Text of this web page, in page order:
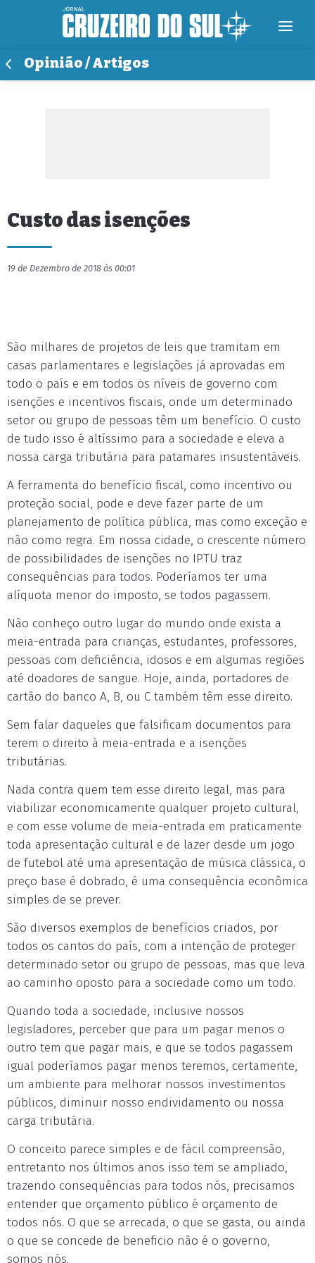
Opinião / Artigos
Custo das isenções
19 de Dezembro de 2018 às 00:01
São milhares de projetos de leis que tramitam em
casas parlamentares e legislações já aprovadas em
todo o país e em todos os níveis de governo com
isenções e incentivos fiscais, onde um determinado
setor ou grupo de pessoas têm um benefício. O custo
de tudo isso é altíssimo para a sociedade e eleva a
nossa carga tributária para patamares insustentáveis.
A ferramenta do benefício fiscal, como incentivo ou
proteção social, pode e deve fazer parte de um
planejamento de política pública, mas como exceção e
não como regra. Em nossa cidade, o crescente número
de possibilidades de isenções no IPTU traz
consequências para todos. Poderíamos ter uma
alíquota menor do imposto, se todos pagassem.
Não conheço outro lugar do mundo onde exista a
meia-entrada para crianças, estudantes, professores,
pessoas com deficiência, idosos e em algumas regiões
até doadores de sangue. Hoje, ainda, portadores de
cartão do banco A, B, ou C também têm esse direito.
Sem falar daqueles que falsificam documentos para
terem o direito à meia-entrada e a isenções
tributárias.
Nada contra quem tem esse direito legal, mas para
viabilizar economicamente qualquer projeto cultural,
e com esse volume de meia-entrada em praticamente
toda apresentação cultural e de lazer desde um jogo
de futebol até uma apresentação de música clássica, o
preço base é dobrado, é uma consequência econômica
simples de se prever.
São diversos exemplos de benefícios criados, por
todos os cantos do país, com a intenção de proteger
determinado setor ou grupo de pessoas, mas que leva
ao caminho oposto para a sociedade como um todo.
Quando toda a sociedade, inclusive nossos
legisladores, perceber que para um pagar menos o
outro tem que pagar mais, e que se todos pagassem
igual poderíamos pagar menos teremos, certamente,
um ambiente para melhorar nossos investimentos
públicos, diminuir nosso endividamento ou nossa
carga tributária.
O conceito parece simples e de fácil compreensão,
entretanto nos últimos anos isso tem se ampliado,
trazendo consequências para todos nós, precisamos
entender que orçamento público é orçamento de
todos nós. O que se arrecada, o que se gasta, ou ainda
o que se concede de beneficio não é o governo,
somos nós.